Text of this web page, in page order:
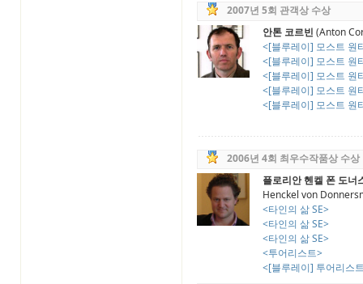
2007년 5회 관객상 수상
안톤 코르빈 (Anton
<[블루레이] 모스트 원
<[블루레이] 모스트 원
<[블루레이] 모스트 원
<[블루레이] 모스트 원
<[블루레이] 모스트 원
2006년 4회 최우수작품상 수상
플로리안 헨켈 폰 도너
Henckel von
<타인의 삶 SE>
<타인의 삶 SE>
<타인의 삶 SE>
<투어리스트>
<[블루레이] 투어리스